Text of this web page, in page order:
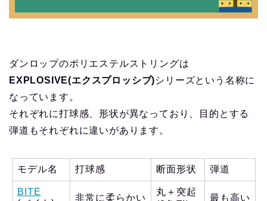
ダンロップのポリエステルストリングは
EXPLOSIVE(エクスプロッシブ)シリーズという名称に
なっています。
それぞれに打球感、形状が異なっており、目的とする
弾道もそれぞれに違いがあります。
モデル名 打球感 断面形状 弾道
BITE
非常に柔らかい
丸＋突起
最も高い